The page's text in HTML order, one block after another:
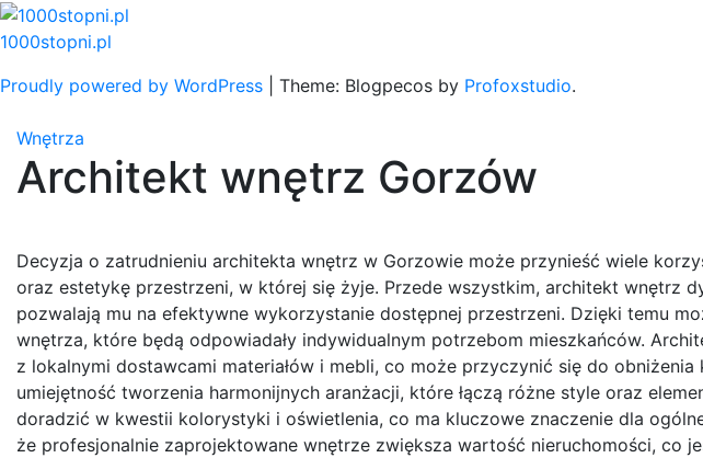
Skip
to
1000stopni.pl
Proudly powered by WordPress
Theme: Blogpecos by Profoxstudio.
Wnętrza
Architekt wnętrz Gorzów
Decyzja o zatrudnieniu architekta wnętrz w Gorzowie może przynieść wiele
oraz estetykę przestrzeni, w której się żyje. Przede wszystkim, architekt wnętrz
pozwalają mu na efektywne wykorzystanie dostępnej przestrzeni. Dzięki temu
wnętrza, które będą odpowiadały indywidualnym potrzebom mieszkańców.
z lokalnymi dostawcami materiałów i mebli, co może przyczynić się do
umiejętność tworzenia harmonijnych aranżacji, które łączą różne style oraz
doradzić w kwestii kolorystyki i oświetlenia, co ma kluczowe znaczenie dla
że profesjonalnie zaprojektowane wnętrze zwiększa wartość nieruchomości, co